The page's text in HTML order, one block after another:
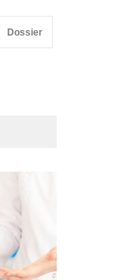
Dossier